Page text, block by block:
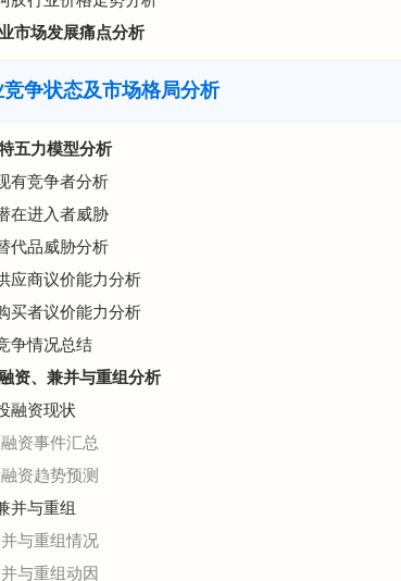
市场发展痛点分析
争状态及市场格局分析
五力模型分析
有竞争者分析
在进入者威胁
代品威胁分析
应商议价能力分析
买者议价能力分析
争情况总结
资、兼并与重组分析
融资现状
资事件汇总
资趋势预测
并与重组
与重组情况
与重组动因